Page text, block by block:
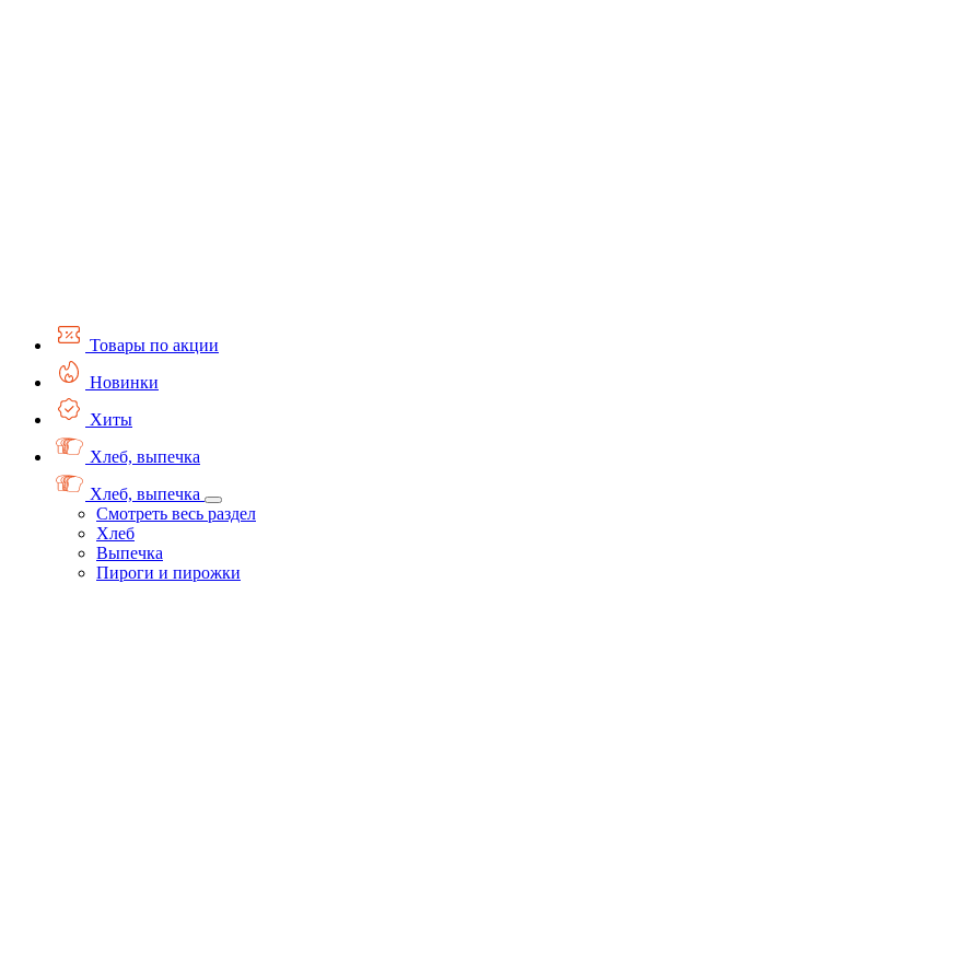
Товары по акции
Новинки
Хиты
Хлеб, выпечка
Хлеб, выпечка
Смотреть весь раздел
Хлеб
Выпечка
Пироги и пирожки